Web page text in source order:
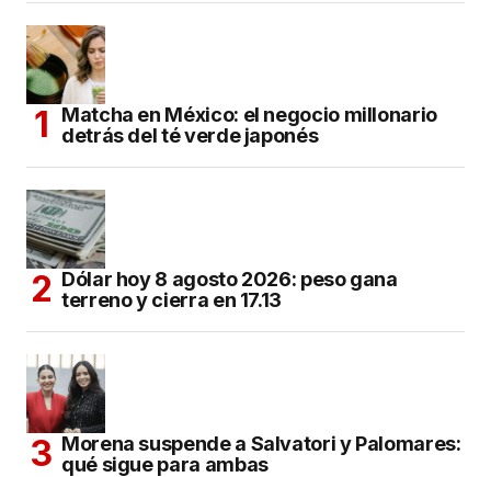
Matcha en México: el negocio millonario
detrás del té verde japonés
Dólar hoy 8 agosto 2026: peso gana
terreno y cierra en 17.13
Morena suspende a Salvatori y Palomares:
qué sigue para ambas